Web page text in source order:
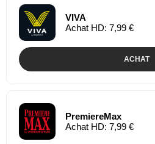
VIVA
Achat HD: 7,99 €
ACHAT
PremiereMax
Achat HD: 7,99 €